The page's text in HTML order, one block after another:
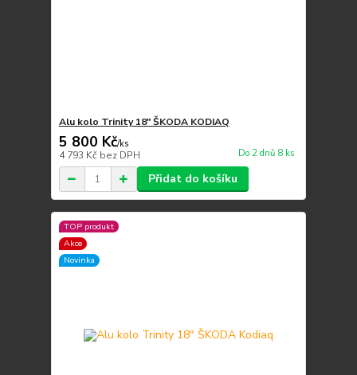
Alu kolo Trinity 18" ŠKODA KODIAQ
5 800 Kč/ks
4 793 Kč bez DPH Do 2 dnů 8 ks
Přidat do košíku
TOP produkt
Akce
Novinka